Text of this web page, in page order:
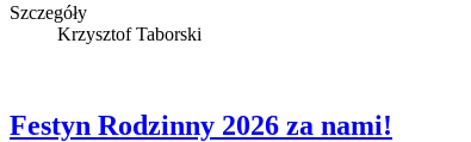
Szczegóły
Krzysztof Taborski
Festyn Rodzinny 2026 za nami!